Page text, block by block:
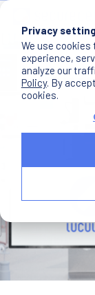
Privacy
We use cookies
experience,
analyze our
Policy. By
cookies.